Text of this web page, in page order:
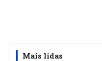
Mais lidas